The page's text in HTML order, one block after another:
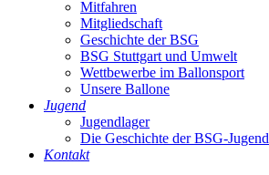
Mitfahren
Mitgliedschaft
Geschichte der BSG
BSG Stuttgart und Umwelt
Wettbewerbe im Ballonsport
Unsere Ballone
Jugend
Jugendlager
Die Geschichte der BSG-Jugend
Kontakt